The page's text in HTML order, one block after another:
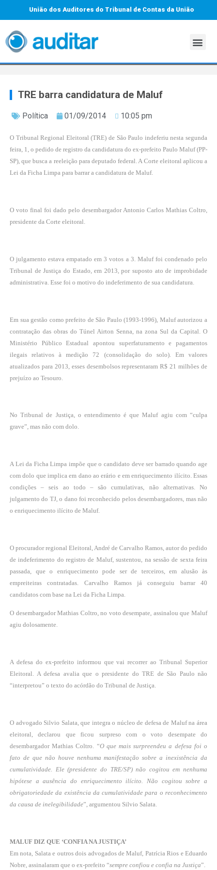
União dos Auditores do Tribunal de Contas da União
TRE barra candidatura de Maluf
Política 01/09/2014 10:05 pm
O Tribunal Regional Eleitoral (TRE) de São Paulo indeferiu nesta segunda
feira, 1, o pedido de registro da candidatura do ex-prefeito Paulo Maluf (PP-
SP), que busca a reeleição para deputado federal. A Corte eleitoral aplicou a
Lei da Ficha Limpa para barrar a candidatura de Maluf.
O voto final foi dado pelo desembargador Antonio Carlos Mathias Coltro,
presidente da Corte eleitoral.
O julgamento estava empatado em 3 votos a 3. Maluf foi condenado pelo
Tribunal de Justiça do Estado, em 2013, por suposto ato de improbidade
administrativa. Esse foi o motivo do indeferimento de sua candidatura.
Em sua gestão como prefeito de São Paulo (1993-1996), Maluf autorizou a
contratação das obras do Túnel Airton Senna, na zona Sul da Capital. O
Ministério Público Estadual apontou superfaturamento e pagamentos
ilegais relativos à medição 72 (consolidação do solo). Em valores
atualizados para 2013, esses desembolsos representaram R$ 21 milhões de
prejuízo ao Tesouro.
No Tribunal de Justiça, o entendimento é que Maluf agiu com “culpa
grave”, mas não com dolo.
A Lei da Ficha Limpa impõe que o candidato deve ser barrado quando age
com dolo que implica em dano ao erário e em enriquecimento ilícito. Essas
condições – seis ao todo – são cumulativas, não alternativas. No
julgamento do TJ, o dano foi reconhecido pelos desembargadores, mas não
o enriquecimento ilícito de Maluf.
O procurador regional Eleitoral, André de Carvalho Ramos, autor do pedido
de indeferimento do registro de Maluf, sustentou, na sessão de sexta feira
passada, que o enriquecimento pode ser de terceiros, em alusão às
empreiteiras contratadas. Carvalho Ramos já conseguiu barrar 40
candidatos com base na Lei da Ficha Limpa.
O desembargador Mathias Coltro, no voto desempate, assinalou que Maluf
agiu dolosamente.
A defesa do ex-prefeito informou que vai recorrer ao Tribunal Superior
Eleitoral. A defesa avalia que o presidente do TRE de São Paulo não
“interpretou” o texto do acórdão do Tribunal de Justiça.
O advogado Silvio Salata, que integra o núcleo de defesa de Maluf na área
eleitoral, declarou que ficou surpreso com o voto desempate do
desembargador Mathias Coltro. “O que mais surpreendeu a defesa foi o
fato de que não houve nenhuma manifestação sobre a inexistência da
cumulatividade. Ele (presidente do TRE/SP) não cogitou em nenhuma
hipótese a ausência do enriquecimento ilícito. Não cogitou sobre a
obrigatoriedade da existência da cumulatividade para o reconhecimento
da causa de inelegibilidade”, argumentou Silvio Salata.
MALUF DIZ QUE ‘CONFIA NA JUSTIÇA’
Em nota, Salata e outros dois advogados de Maluf, Patrícia Rios e Eduardo
Nobre, assinalaram que o ex-prefeito “sempre confiou e confia na Justiça”.